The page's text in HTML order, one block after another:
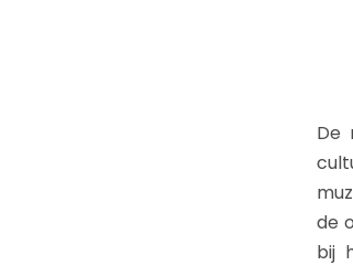
De
de
bij